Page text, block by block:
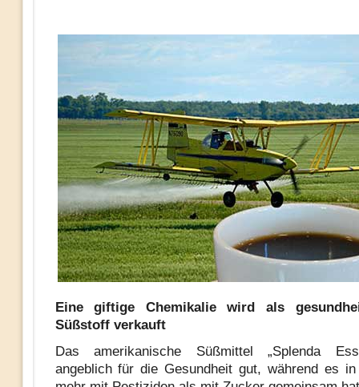
Eine giftige Chemikalie wird als
Süßstoff verkauft
Das amerikanische Süßmittel „Splenda
angeblich für die Gesundheit gut, während es